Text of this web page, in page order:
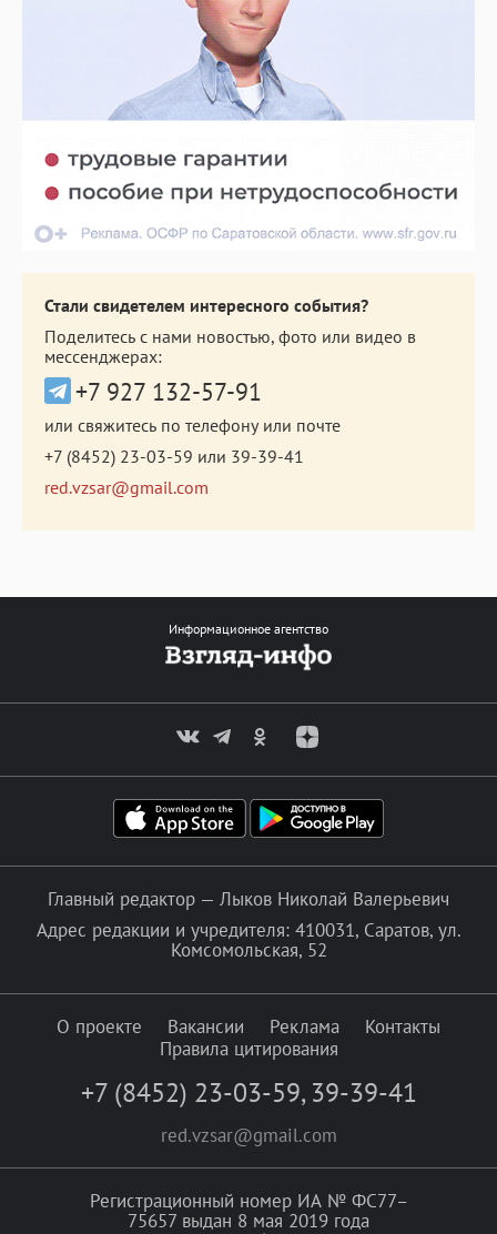
Стали свидетелем интересного события?
Поделитесь с нами новостью, фото или видео в
мессенджерах:
+7 927 132-57-91
или свяжитесь по телефону или почте
+7 (8452) 23-03-59 или 39-39-41
red.vzsar@gmail.com
Информационное агентство
Главный редактор — Лыков Николай Валерьевич
Адрес редакции и учредителя: 410031, Саратов, ул.
Комсомольская, 52
О проекте Вакансии Реклама
Контакты
Правила цитирования
+7 (8452) 23-03-59, 39-39-41
red.vzsar@gmail.com
Регистрационный номер ИА № ФС77–
75657 выдан 8 мая 2019 года